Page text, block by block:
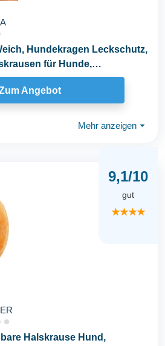
Hundekragen Leckschutz,
für Hunde,
Angebot
Mehr anzeigen ⏷
9,1/10
gut
★★★★
Halskrause Hund,